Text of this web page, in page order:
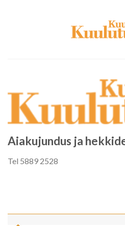
Aiakujundus ja
Tel 5889 2528